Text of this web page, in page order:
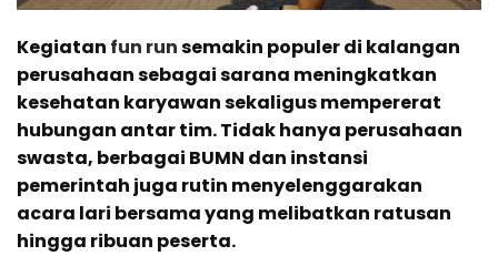
Kegiatan fun runsemakin populer di kalangan
perusahaan sebagai sarana meningkatkan
kesehatan karyawan sekaligus mempererat
hubungan antar tim. Tidak hanya perusahaan
swasta, berbagai BUMN dan instansi
pemerintah juga rutin menyelenggarakan
acara lari bersama yang melibatkan ratusan
hingga ribuan peserta.